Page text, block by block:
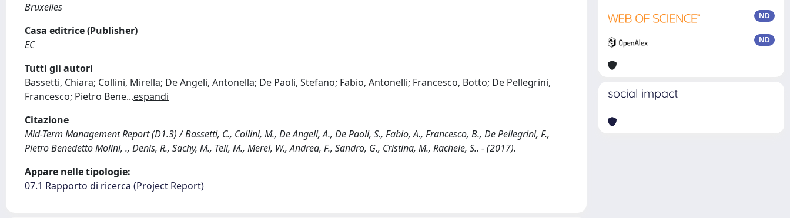
Bruxelles
Casa editrice (Publisher)
EC
Tutti gli autori
Bassetti, Chiara; Collini, Mirella; De Angeli, Antonella; De Paoli, Stefano; Fabio, Antonelli; Francesco, Botto; De Pellegrini,
Francesco; Pietro Bene...espandi
Citazione
Mid-Term Management Report (D1.3) / Bassetti, C., Collini, M., De Angeli, A., De Paoli, S., Fabio, A., Francesco, B., De Pellegrini, F.,
Pietro Benedetto Molini, ., Denis, R., Sachy, M., Teli, M., Merel, W., Andrea, F., Sandro, G., Cristina, M., Rachele, S.. - (2017).
Appare nelle tipologie:
07.1 Rapporto di ricerca (Project Report)
ND
ND
social impact